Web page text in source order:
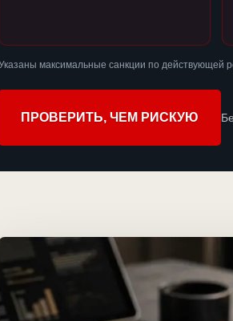
максимальные санкции по действующей
ПРОВЕРИТЬ, ЧЕМ РИСКУЮ